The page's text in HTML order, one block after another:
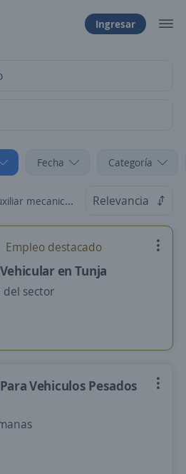
Ingresar
Fecha Categoría
en Boyacá Relevancia
Empleo destacado
en Tunja
sector
Vehiculos Pesados